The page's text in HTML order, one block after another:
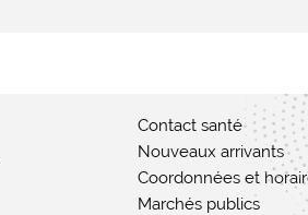
Contact santé
Nouveaux arrivants
Coordonnées et
Marchés publics